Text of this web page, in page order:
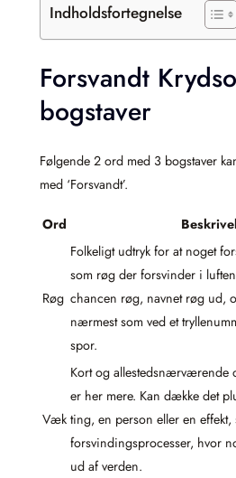
Indholdsfortegnelse
Forsvandt
bogstaver
Følgende 2 ord med 3 bogstaver
med ‘Forsvandt’.
Ord
Røg
Folkeligt udtryk for at noget
som røg der forsvinder i
chancen røg, navnet røg ud,
nærmest som ved et
spor.
Væk
Kort og allestedsnærværende
er her mere. Kan dække det
ting, en person eller en effekt,
forsvindingsprocesser, hvor
ud af verden.